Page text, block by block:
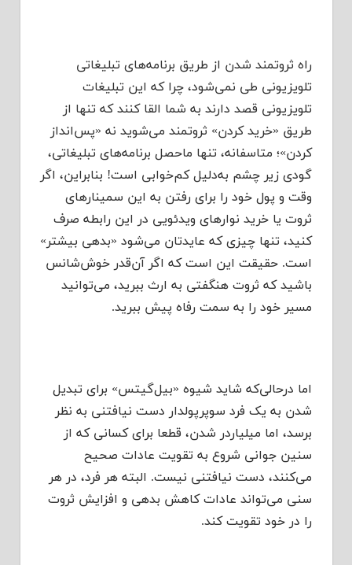
راه ثروتمند شدن از طریق برنامه‌های تبلیغاتی
تلویزیونی طی نمی‌شود، چرا که این تبلیغات
تلویزیونی قصد دارند به شما القا کنند که تنها از
طریق «خرید کردن» ثروتمند می‌شوید نه «پس‌انداز
کردن»؛ متاسفانه، تنها ماحصل برنامه‌های تبلیغاتی،
گودی زیر چشم به‌دلیل کم‌خوابی است! بنابراین، اگر
وقت و پول خود را برای رفتن به این سمینارهای
ثروت یا خرید نوارهای ویدئویی در این رابطه صرف
کنید، تنها چیزی که عایدتان می‌شود «بدهی بیشتر»
است. حقیقت این است که اگر آن‌قدر خوش‌شانس
باشید که ثروت هنگفتی به ارث ببرید، می‌توانید
مسیر خود را به سمت رفاه پیش ببرید.
اما درحالی‌که شاید شیوه «بیل‌گیتس» برای تبدیل
شدن به یک فرد سوپرپولدار دست‌ نیافتنی به‌ نظر
برسد، اما میلیاردر شدن، قطعا برای کسانی که از
سنین جوانی شروع به تقویت عادات صحیح
می‌کنند، دست نیافتنی نیست. البته هر فرد، در هر
سنی می‌تواند عادات کاهش بدهی و افزایش ثروت
را در خود تقویت کند.